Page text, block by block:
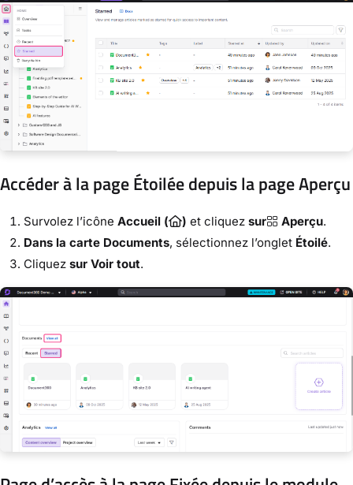
Accéder à la page Étoilée depuis la page Aperçu
Survolez l’icône Accueil ( ) et cliquez sur Aperçu.
Dans la carte Documents, sélectionnez l’onglet Étoilé.
Cliquez sur Voir tout.